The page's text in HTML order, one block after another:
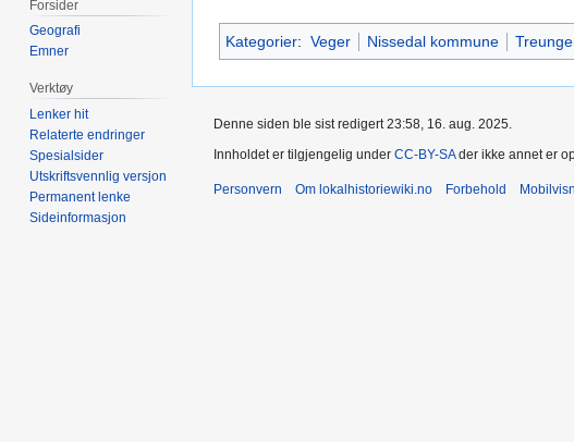
Kategorier: Veger Nissedal kommune
Forsider
Geografi
Emner
Verktøy
Lenker hit
Relaterte endringer
Spesialsider
Utskriftsvennlig versjon
Permanent lenke
Sideinformasjon
Denne siden ble sist redigert 23:58, 16. aug. 2025.
Innholdet er tilgjengelig under CC-BY-SAder ikke annet er
Personvern Om lokalhistoriewiki.no Forbehold